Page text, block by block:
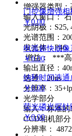
增强器类型：
输入窗口：
光阴极：S25,
光谱范围：
发光体：P46
增益： ***高
输出直径：
选通：20ns
分辨率：
光学部分
输入：标准的
CCD相机部分
分辨率：
门控像增强相
￥0.00
电弧超快成像
￥0.00
纳秒时间选通
￥0.00
荧光磷光探
￥0.00